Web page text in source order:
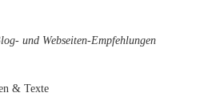
und Webseiten-Empfehlungen
& Texte